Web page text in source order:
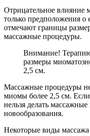
Отрицательное влияние
только предположения о
отмечают границы
массажные процедуры.
Внимание! Терапию
размеры
2,5 см.
Массажные процедуры
миомы более 2,5 см. Если
нельзя делать
новообразования.
Некоторые виды массажа